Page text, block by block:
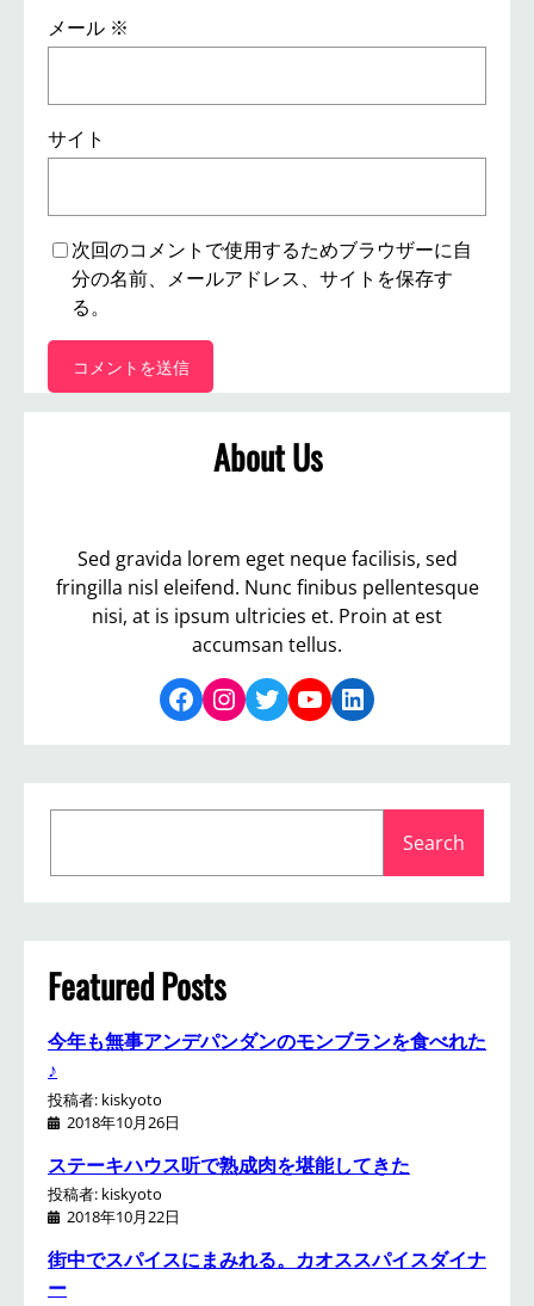
メール ※
サイト
次回のコメントで使用するためブラウザーに自
分の名前、メールアドレス、サイトを保存す
る。
About Us
Sed gravida lorem eget neque facilisis, sed
fringilla nisl eleifend. Nunc finibus pellentesque
nisi, at is ipsum ultricies et. Proin at est
accumsan tellus.
Facebook Instagram Twitter YouTube LinkedIn
a
r
c
h
Search
Featured Posts
今年も無事アンデパンダンのモンブランを食べれた
♪
投稿者: kiskyoto
2018年10月26日
ステーキハウス听で熟成肉を堪能してきた
投稿者: kiskyoto
2018年10月22日
街中でスパイスにまみれる。カオススパイスダイナ
ー